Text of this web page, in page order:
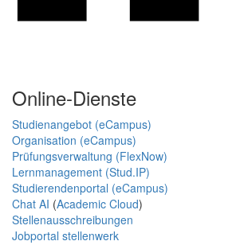
Online-Dienste
Studienangebot (eCampus)
Organisation (eCampus)
Prüfungsverwaltung (FlexNow)
Lernmanagement (Stud.IP)
Studierendenportal (eCampus)
Chat AI (Academic Cloud)
Stellenausschreibungen
Jobportal stellenwerk